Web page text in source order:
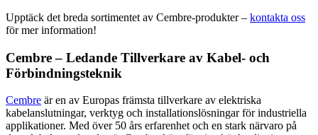
Upptäck det breda sortimentet av Cembre-produkter – kontakta oss
för mer information!
Cembre – Ledande Tillverkare av Kabel- och
Förbindningsteknik
Cembre är en av Europas främsta tillverkare av elektriska
kabelanslutningar, verktyg och installationslösningar för industriella
applikationer. Med över 50 års erfarenhet och en stark närvaro på